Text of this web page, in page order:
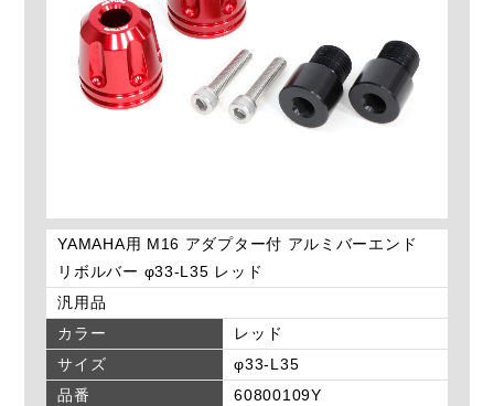
YAMAHA用 M16 アダプター付 アルミバーエンド
リボルバー φ33-L35 レッド
汎用品
カラー
レッド
サイズ
φ33-L35
品番
60800109Y